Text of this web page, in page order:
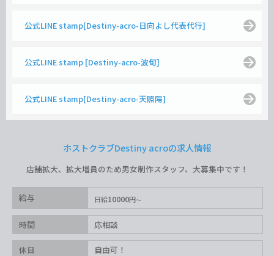
公式LINE stamp[Destiny-acro-日向よし代表代行]
公式LINE stamp [Destiny-acro-波旬]
公式LINE stamp[Destiny-acro-天照陽]
ホストクラブDestiny acroの求人情報
店舗拡大、拡大増員のため男女制作スタッフ、大募集中です！
給与 日給10000円
時間 応相談
休日 自由可！